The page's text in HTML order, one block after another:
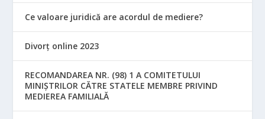
Ce valoare juridică are acordul de mediere?
Divorț online 2023
RECOMANDAREA NR. (98) 1 A COMITETULUI
MINIŞTRILOR CĂTRE STATELE MEMBRE PRIVIND
MEDIEREA FAMILIALĂ